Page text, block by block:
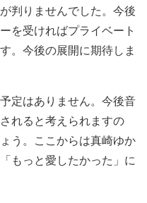
判りませんでした。今後
を受ければプライベート
。今後の展開に期待しま
定はありません。今後音
れると考えられますの
う。ここからは真崎ゆか
もっと愛したかった」に